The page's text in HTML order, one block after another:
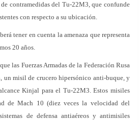
contramedidas del Tu-22M3, que confunde
con respecto a su ubicación.
tener en cuenta la amenaza que representa
20 años.
las Fuerzas Armadas de la Federación Rusa
un misil de crucero hipersónico anti-buque, y
Kinjal para el Tu-22M3. Estos misiles
de Mach 10 (diez veces la velocidad del
de defensa antiaéreos y antimisiles